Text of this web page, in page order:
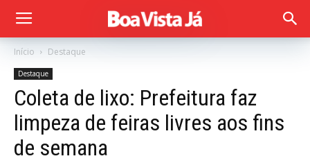
Início Destaque
Destaque
Coleta de lixo: Prefeitura faz
limpeza de feiras livres aos fins
de semana